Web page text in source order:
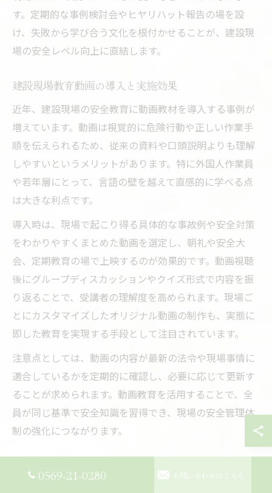
す。定期的な事例検討会やヒヤリハット報告の場を設
け、失敗から学び合う文化を根付かせることが、建設現
場の安全レベル向上に直結します。
建設現場教育動画の導入と実施効果
近年、建設現場の安全教育に動画教材を導入する事例が
増えています。動画は視覚的に危険行動や正しい作業手
順を伝えられるため、従来の資料や口頭説明よりも理解
しやすいというメリットがあります。特に外国人作業員
や若年層にとって、言語の壁を越えて直感的に学べる点
は大きな利点です。
導入時は、現場で起こり得る具体的な事故例や安全対策
をわかりやすくまとめた動画を選定し、朝礼や安全大
会、定期教育の場で上映するのが効果的です。動画視聴
後にグループディスカッションやクイズ形式で内容を振
り返ることで、受講者の理解度を高められます。現場ご
とにカスタマイズしたオリジナル動画の制作も、実態に
即した教育を実現する手段として注目されています。
注意点としては、動画の内容が最新の法令や現場事情に
適合しているかを定期的に確認し、必要に応じて更新す
ることが求められます。動画教育を活用することで、全
員が同じ基準で安全知識を習得でき、現場の安全管理体
制の強化につながります。
2025年対応へ建設現場で今必要な
0569-21-0280 お問い合わせはこちら